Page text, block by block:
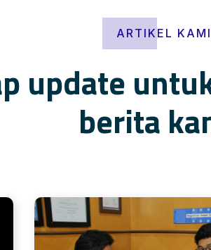
ARTIKEL KAMI
update
berita